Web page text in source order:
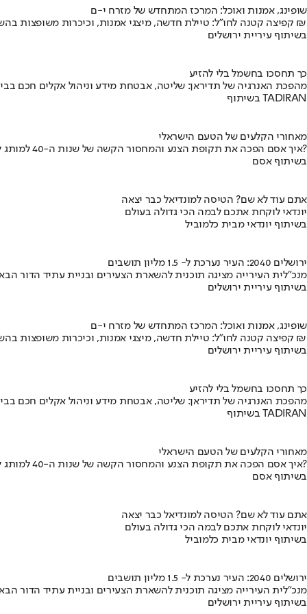
שופינג, אמנות ואוכל: המרכז המתחדש של מזרח י-ם
קפיצה קטנה לחו"ל: טיילת חדשה, מיצגי אמנות, וכיכרות משופצות בהשקעה של 100 מיליון ₪
בשיתוף עיריית ירושלים
כך תחסכו בחשמל בלי להזיע
מהפכת האנרגיה של תדיראן: שליטה, אבטחת מידע וניהול אקלים חכם
בשיתוף TADIRAN
מאחורי הקלעים של הטעם הישראלי
איך אסם הפכה את תקופת הצנע והמחסור הקשה של שנות ה-40 למותג לאומי?
בשיתוף אסם
אתם עוד לא שם? הטיסה למונדיאל כבר יצאה
יונדאי לוקחת אתכם לבמה הכי גדולה בעולם
בשיתוף יונדאי מבית כלמוביל
ירושלים 2040: העיר נערכת ל- 1.5 מליון תושבים
מנכ"לית העירייה מציגה תוכנית להשארת הצעירים ובניית עתיד הדור
בשיתוף עיריית ירושלים
שופינג, אמנות ואוכל: המרכז המתחדש של מזרח י-ם
קפיצה קטנה לחו"ל: טיילת חדשה, מיצגי אמנות, וכיכרות משופצות בהשקעה של 100 מיליון ₪
בשיתוף עיריית ירושלים
כך תחסכו בחשמל בלי להזיע
מהפכת האנרגיה של תדיראן: שליטה, אבטחת מידע וניהול אקלים חכם
בשיתוף TADIRAN
מאחורי הקלעים של הטעם הישראלי
איך אסם הפכה את תקופת הצנע והמחסור הקשה של שנות ה-40 למותג לאומי?
בשיתוף אסם
אתם עוד לא שם? הטיסה למונדיאל כבר יצאה
יונדאי לוקחת אתכם לבמה הכי גדולה בעולם
בשיתוף יונדאי מבית כלמוביל
ירושלים 2040: העיר נערכת ל- 1.5 מליון תושבים
מנכ"לית העירייה מציגה תוכנית להשארת הצעירים ובניית עתיד הדור
בשיתוף עיריית ירושלים